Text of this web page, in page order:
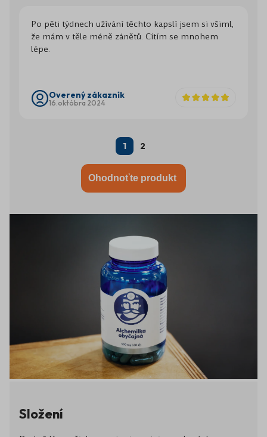
Po pěti týdnech užívání těchto kapslí jsem si všiml,
že mám v těle méně zánětů. Cítím se mnohem
lépe.
Overený zákazník
16.októbra 2024
1 2
Ohodnoťte produkt
Složení